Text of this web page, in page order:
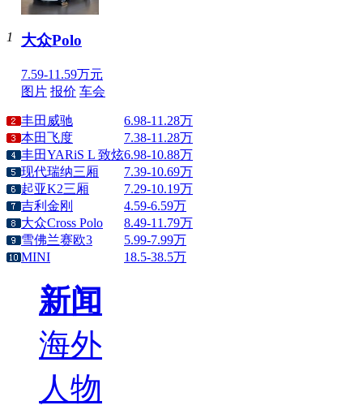
1 大众Polo
7.59-11.59万元
图片 报价 车会
丰田威驰
6.98-11.28万
本田飞度
7.38-11.28万
丰田YARiS L 致炫6.98-10.88万
现代瑞纳三厢
7.39-10.69万
起亚K2三厢
7.29-10.19万
吉利金刚
4.59-6.59万
大众Cross Polo
8.49-11.79万
雪佛兰赛欧3
5.99-7.99万
MINI
18.5-38.5万
新闻
海外
人物